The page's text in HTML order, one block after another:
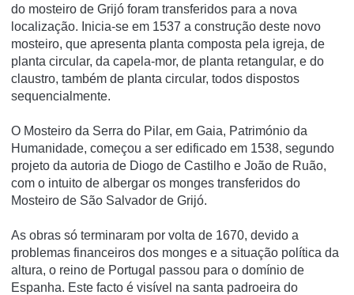
do mosteiro de Grijó foram transferidos para a nova
localização. Inicia-se em 1537 a construção deste novo
mosteiro, que apresenta planta composta pela igreja, de
planta circular, da capela-mor, de planta retangular, e do
claustro, também de planta circular, todos dispostos
sequencialmente.
O Mosteiro da Serra do Pilar, em Gaia, Património da
Humanidade, começou a ser edificado em 1538, segundo
projeto da autoria de Diogo de Castilho e João de Ruão,
com o intuito de albergar os monges transferidos do
Mosteiro de São Salvador de Grijó.
As obras só terminaram por volta de 1670, devido a
problemas financeiros dos monges e a situação política da
altura, o reino de Portugal passou para o domínio de
Espanha. Este facto é visível na santa padroeira do